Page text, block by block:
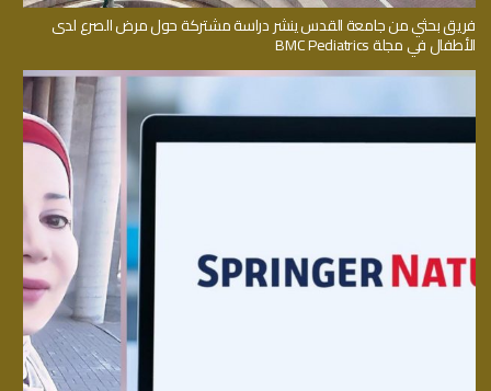
فريق بحثي من جامعة القدس ينشر دراسة مشتركة حول مرض الصرع لدى
الأطفال في مجلة BMC Pediatrics